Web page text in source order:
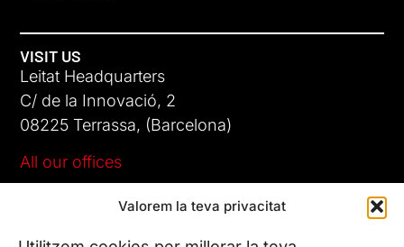
Valorem la teva privacitat
VISIT US
Leitat Headquarters
C/ de la Innovació, 2
08225 Terrassa, (Barcelona)
All our offices
Phone. (+34) 937 882 300